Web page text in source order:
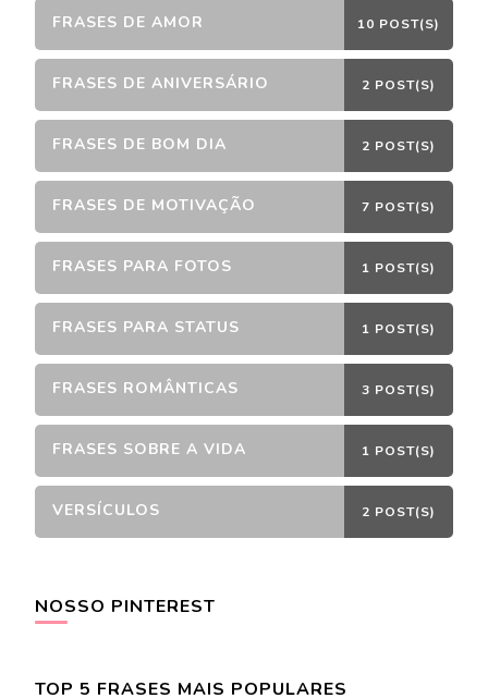
FRASES DE AMOR 10 POST(S)
FRASES DE ANIVERSÁRIO 2 POST(S)
FRASES DE BOM DIA 2 POST(S)
FRASES DE MOTIVAÇÃO 7 POST(S)
FRASES PARA FOTOS 1 POST(S)
FRASES PARA STATUS 1 POST(S)
FRASES ROMÂNTICAS 3 POST(S)
FRASES SOBRE A VIDA 1 POST(S)
VERSÍCULOS 2 POST(S)
NOSSO PINTEREST
TOP 5 FRASES MAIS POPULARES